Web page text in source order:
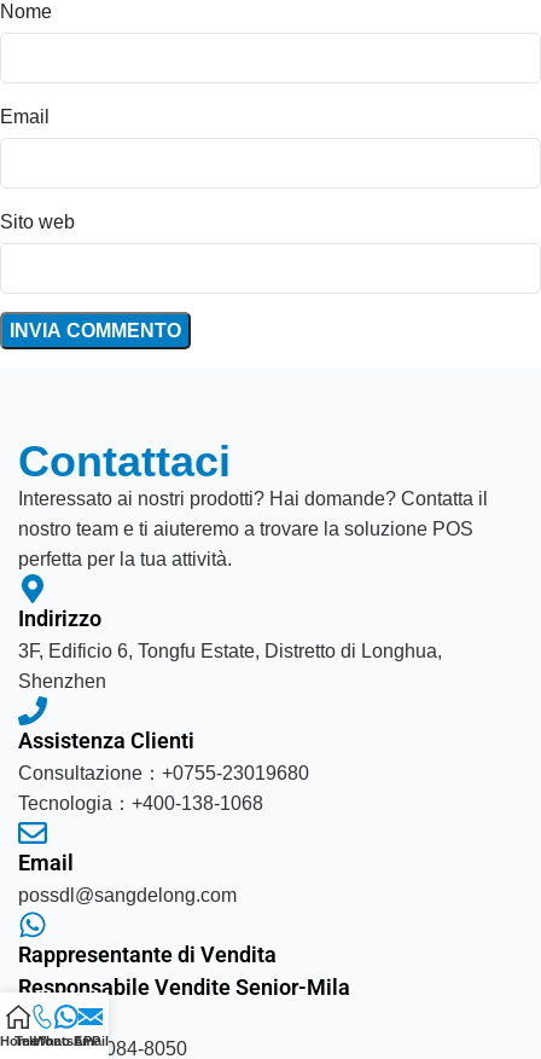
Nome
Email
Sito web
Contattaci
Interessato ai nostri prodotti? Hai domande? Contatta il
nostro team e ti aiuteremo a trovare la soluzione POS
perfetta per la tua attività.
Indirizzo
3F, Edificio 6, Tongfu Estate, Distretto di Longhua,
Shenzhen
Assistenza Clienti
Consultazione：+0755-23019680
Tecnologia：+400-138-1068
Email
possdl@sangdelong.com
Rappresentante di Vendita
Responsabile Vendite Senior-Mila
+86 134-8084-8050
Home
Telefono
WhatsAPP
Email